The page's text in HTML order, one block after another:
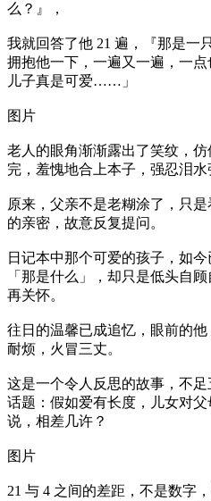
么？』，
我就回答了他 21 遍，『那是一
拥抱他一下，一遍又一遍，一
儿子真是可爱……」
图片
老人的眼角渐渐露出了笑纹，
完，羞愧地合上本子，强忍泪
原来，父亲不是老糊涂了，只
的亲密，故意反复提问。
日记本中那个可爱的孩子，如
「那是什么」，却只是低头自
再关怀。
往日的温馨已成追忆，眼前的
耐烦，火冒三丈。
这是一个令人反思的故事，不
话题：假如爱有长度，儿女对
说，相差几许？
图片
21 与 4 之间的差距，不是数字